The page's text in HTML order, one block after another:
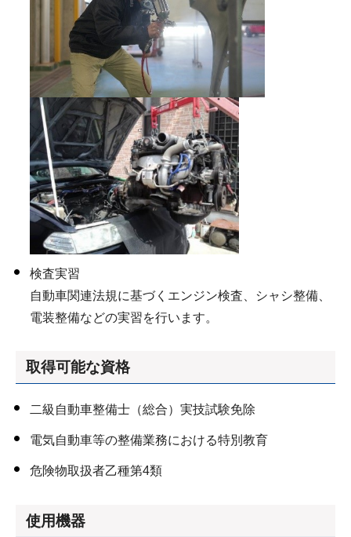
検査実習
自動車関連法規に基づくエンジン検査、シャシ整備、
電装整備などの実習を行います。
取得可能な資格
二級自動車整備士（総合）実技試験免除
電気自動車等の整備業務における特別教育
危険物取扱者乙種第4類
使用機器